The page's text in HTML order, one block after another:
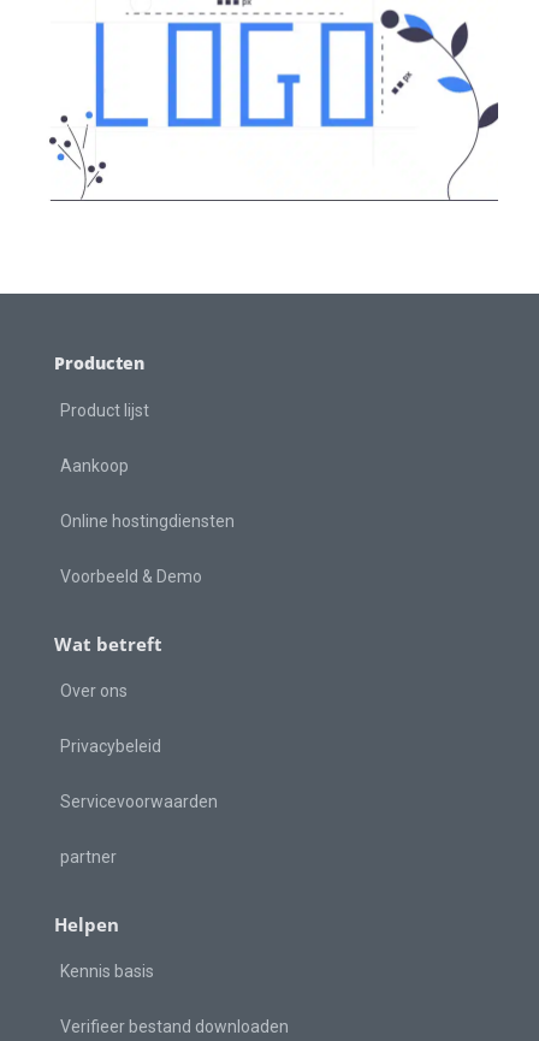
Producten
Product lijst
Aankoop
Online hostingdiensten
Voorbeeld & Demo
Wat betreft
Over ons
Privacybeleid
Servicevoorwaarden
partner
Helpen
Kennis basis
Verifieer bestand downloaden